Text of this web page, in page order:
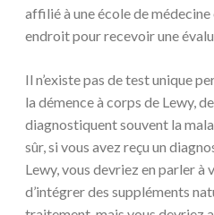
affilié à une école de
endroit pour recevoir une
Il n’existe pas de test unique
la démence à corps de Lewy,
diagnostiquent souvent la
sûr, si vous avez reçu un
Lewy, vous devriez en parler à
d’intégrer des suppléments